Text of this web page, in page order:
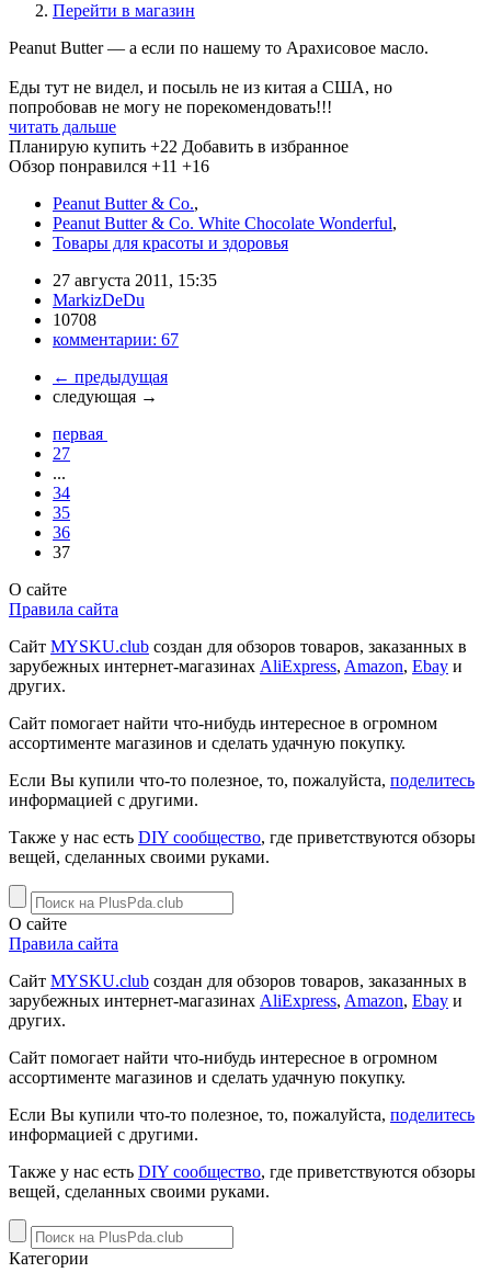
Перейти в магазин
Peanut Butter — а если по нашему то Арахисовое масло.
Еды тут не видел, и посыль не из китая а США, но
попробовав не могу не порекомендовать!!!
читать дальше
Планирую купить +22 Добавить в избранное
Обзор понравился +11 +16
Peanut Butter & Co.,
Peanut Butter & Co. White Chocolate Wonderful,
Товары для красоты и здоровья
27 августа 2011, 15:35
MarkizDeDu
10708
комментарии: 67
← предыдущая
следующая →
первая
27
...
34
35
36
37
О сайте
Правила сайта
Сайт MYSKU.club cоздан для обзоров товаров, заказанных в
зарубежных интернет-магазинах AliExpress, Amazon, Ebay и
других.
Сайт помогает найти что-нибудь интересное в огромном
ассортименте магазинов и сделать удачную покупку.
Если Вы купили что-то полезное, то, пожалуйста, поделитесь
информацией с другими.
Также у нас есть DIY сообщество, где приветствуются обзоры
вещей, сделанных своими руками.
О сайте
Правила сайта
Сайт MYSKU.club cоздан для обзоров товаров, заказанных в
зарубежных интернет-магазинах AliExpress, Amazon, Ebay и
других.
Сайт помогает найти что-нибудь интересное в огромном
ассортименте магазинов и сделать удачную покупку.
Если Вы купили что-то полезное, то, пожалуйста, поделитесь
информацией с другими.
Также у нас есть DIY сообщество, где приветствуются обзоры
вещей, сделанных своими руками.
Категории